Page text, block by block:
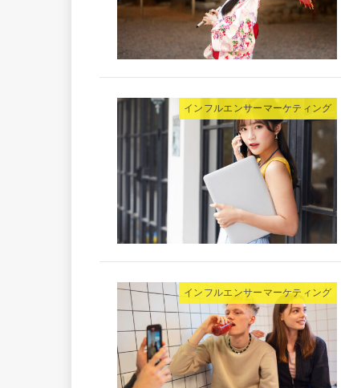
インフルエンサーマーケティング
インフルエンサーマーケティング